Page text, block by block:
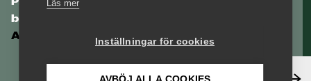
branschnyhetsbrev
Aktuell info direkt i din inkorg.
Läs mer
Inställningar för cookies